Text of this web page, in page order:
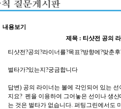
내용보기
제목 : 티샷전 공의
티샷전?공의?라이너를?목표?방향에?맞춘
벌타가?있는지?궁금합니다
답변) 공의 라이너는 볼에 각인되어 있는
지요? 펜을 이용하여 그어놓은 선이나 생
는 것은 벌타가 없습니다. 퍼팅그린에서도